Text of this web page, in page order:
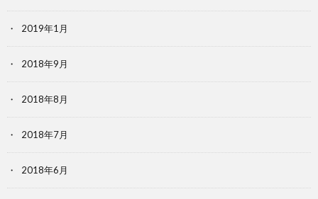
2019年1月
2018年9月
2018年8月
2018年7月
2018年6月